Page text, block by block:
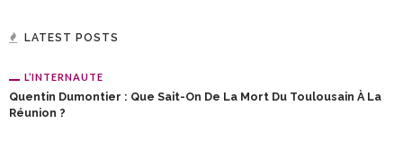
LATEST POSTS
L’INTERNAUTE
Quentin Dumontier : Que Sait-On De La Mort Du Toulousain À La
Réunion ?